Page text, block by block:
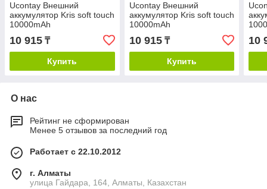
Ucontay Внешний
аккумулятор Kris soft touch
10000mAh
10 915 ₸
Купить
Ucontay Внешний
аккумулятор Kris soft touch
10000mAh
10 915₸
Купить
10
О нас
Рейтинг не сформирован
Менее 5 отзывов за последний год
Работает с 22.10.2012
г. Алматы
улица Гайдара, 164, Алматы, Казахстан